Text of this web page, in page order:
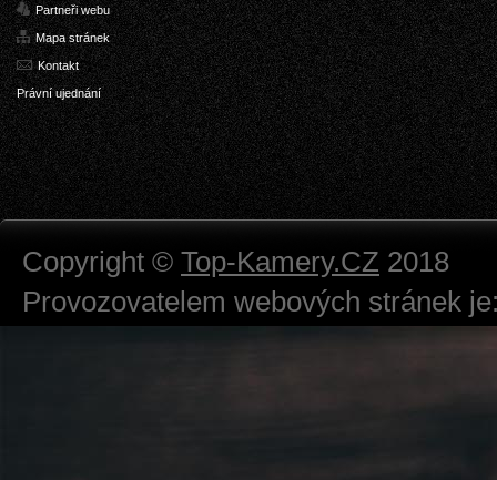
Partneři webu
Mapa stránek
Kontakt
Právní ujednání
Copyright © Top-Kamery.CZ 2018
Provozovatelem webových stránek